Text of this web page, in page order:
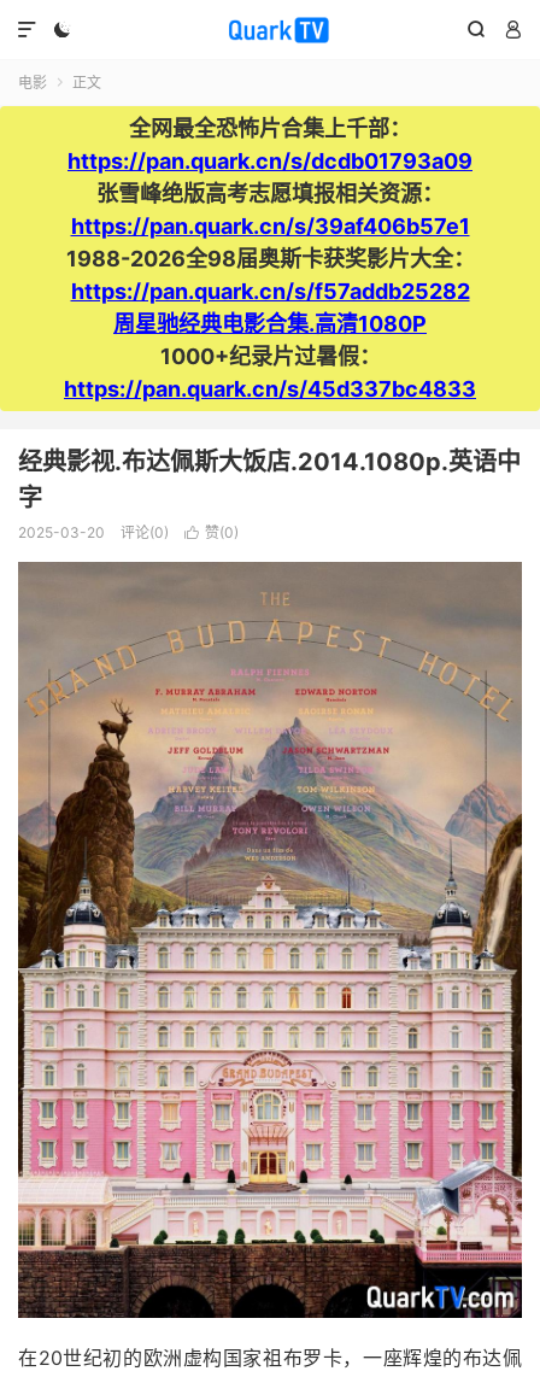
  

电影  正文
全网最全恐怖片合集上千部：
https://pan.quark.cn/s/dcdb01793a09
张雪峰绝版高考志愿填报相关资源：
https://pan.quark.cn/s/39af406b57e1
1988-2026全98届奥斯卡获奖影片大全：
https://pan.quark.cn/s/f57addb25282
周星驰经典电影合集.高清1080P
1000+纪录片过暑假：
https://pan.quark.cn/s/45d337bc4833
经典影视.布达佩斯大饭店.2014.1080p.英语中
字
2025-03-20 评论(0)  赞(0)
在20世纪初的欧洲虚构国家祖布罗卡，一座辉煌的布达佩